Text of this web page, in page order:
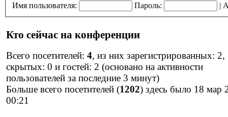
Имя пользователя: Пароль: |
Кто сейчас на конференции
Всего посетителей: 4, из них зарегистрированных: 2,
скрытых: 0 и гостей: 2 (основано на активности
пользователей за последние 3 минут)
Больше всего посетителей (1202) здесь было 18 мар
00:21